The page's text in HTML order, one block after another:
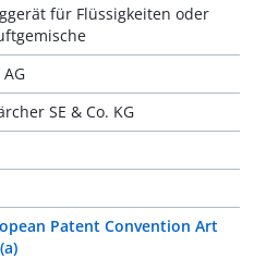
für Flüssigkeiten oder
SE & Co. KG
Patent Convention Art